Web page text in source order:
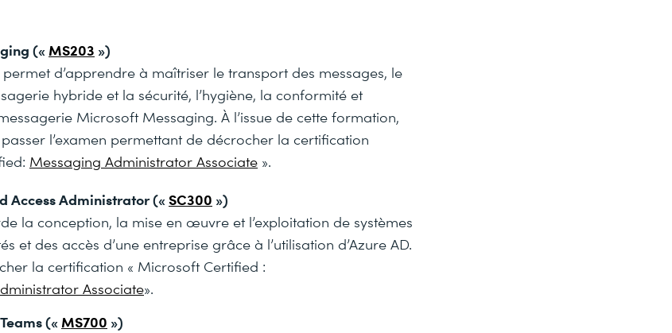
(«MS203 »)
d’apprendre à maîtriser le transport des messages, le
hybride et la sécurité, l’hygiène, la conformité et
Microsoft Messaging. À l’issue de cette formation,
l’examen permettant de décrocher la certification
Messaging Administrator Associate ».
Access Administrator («SC300 »)
la conception, la mise en œuvre et l’exploitation de systèmes
et des accès d’une entreprise grâce à l’utilisation d’Azure AD.
la certification « Microsoft Certified :
Associate».
(«MS700 »)